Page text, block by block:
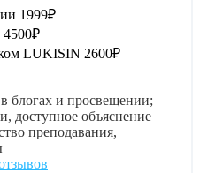
1999₽
4500₽
LUKISIN 2600₽
блогах и просвещении;
доступное объяснение
преподавания,